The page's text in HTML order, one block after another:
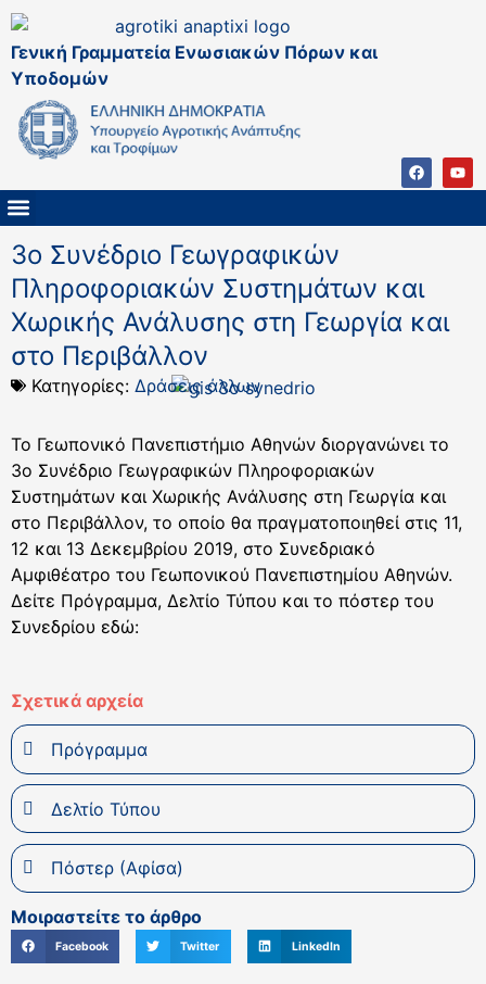
Γενική Γραμματεία Ενωσιακών Πόρων και
Υποδομών
3ο Συνέδριο Γεωγραφικών
Πληροφοριακών Συστημάτων και
Χωρικής Ανάλυσης στη Γεωργία και
στο Περιβάλλον
Κατηγορίες: Δράσεις άλλων
Το Γεωπονικό Πανεπιστήμιο Αθηνών διοργανώνει το
3ο Συνέδριο Γεωγραφικών Πληροφοριακών
Συστημάτων και Χωρικής Ανάλυσης στη Γεωργία και
στο Περιβάλλον, το οποίο θα πραγματοποιηθεί στις 11,
12 και 13 Δεκεμβρίου 2019, στο Συνεδριακό
Αμφιθέατρο του Γεωπονικού Πανεπιστημίου Αθηνών.
Δείτε Πρόγραμμα, Δελτίο Τύπου και το πόστερ του
Συνεδρίου εδώ:
Σχετικά αρχεία
Πρόγραμμα
Δελτίο Τύπου
Πόστερ (Αφίσα)
Μοιραστείτε το άρθρο
Facebook Twitter LinkedIn